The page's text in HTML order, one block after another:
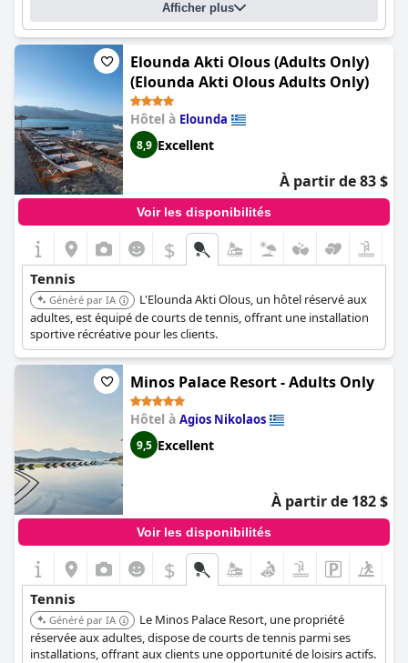
Afficher plus
Elounda Akti Olous (Adults Only)
(Elounda Akti Olous Adults Only)
Hôtel à Elounda
8,9 Excellent
À partir de 83 $
Voir les disponibilités
$
Tennis
Généré par IA
L'Elounda Akti Olous, un hôtel réservé aux
adultes, est équipé de courts de tennis, offrant une installation
sportive récréative pour les clients.
Minos Palace Resort - Adults Only
Hôtel à Agios Nikolaos
9,5 Excellent
À partir de 182 $
Voir les disponibilités
$
Tennis
Généré par IA
Le Minos Palace Resort, une propriété
réservée aux adultes, dispose de courts de tennis parmi ses
installations, offrant aux clients une opportunité de loisirs actifs.